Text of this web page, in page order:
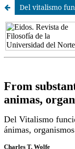
Del vitalismo